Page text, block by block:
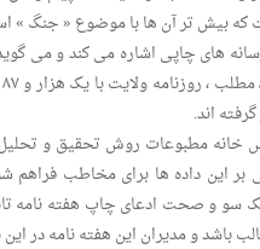
بیش تر آن ها با موضوع « جنگ »
اند.
خانه مطبوعات روش تحقیق و
این داده ها برای مخاطب فراهم
سو و صحت ادعای چاپ هفته نامه